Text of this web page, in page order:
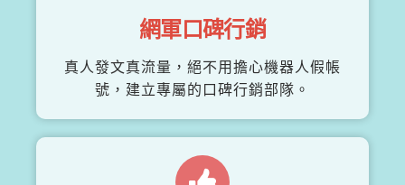
網軍口碑行銷
真人發文真流量，絕不用擔心機器人假帳
號，建立專屬的口碑行銷部隊。